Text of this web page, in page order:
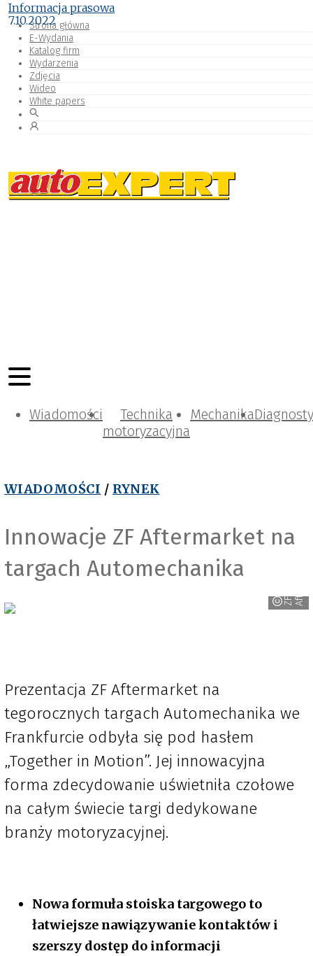
Strona główna
E-Wydania
Katalog firm
Wydarzenia
Zdjęcia
Wideo
White papers
Wiadomości
Technika
motoryzacyjna
Mechanika
WIADOMOŚCI / RYNEK
Innowacje ZF Aftermarket na
targach Automechanika
Z
F
A
f
t
e
r
m
a
r
k
e
Informacja prasowa
7.10.2022
Prezentacja ZF Aftermarket na
tegorocznych targach Automechanika we
Frankfurcie odbyła się pod hasłem
„Together in Motion”. Jej innowacyjna
forma zdecydowanie uświetniła czołowe
na całym świecie targi dedykowane
branży motoryzacyjnej.
Nowa formuła stoiska targowego to
łatwiejsze nawiązywanie kontaktów i
szerszy dostęp do informacji